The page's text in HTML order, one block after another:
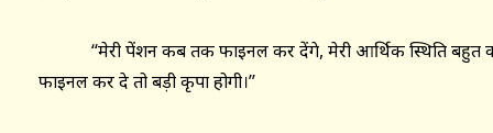
‘‘मेरी पेंशन कब तक फाइनल कर देंगे, मेरी आर्थिक स्थिति बहुत
फाइनल कर दे तो बड़ी कृपा होगी।’’